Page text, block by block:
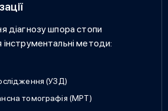
діагнозушпора стопи
методи:
(УЗД)
томографія (МРТ)